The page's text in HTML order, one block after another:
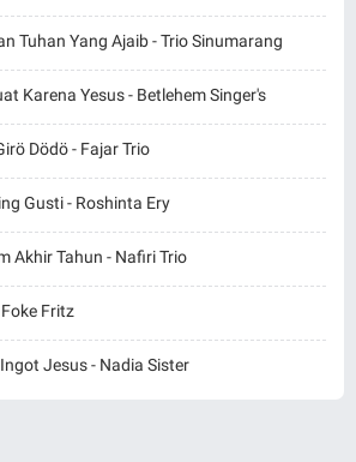
Tuhan Yang Ajaib - Trio Sinumarang
Karena Yesus - Betlehem Singer's
Dödö - Fajar Trio
Gusti - Roshinta Ery
Akhir Tahun - Nafiri Trio
Fritz
Jesus - Nadia Sister